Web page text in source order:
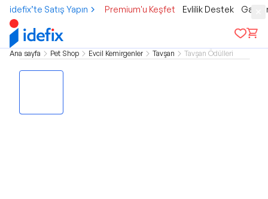
idefix’te Satış Yapın Premium'u Keşfet Evlilik Destek
Ana sayfa Pet Shop Evcil Kemirgenler Tavşan Tavşan Ödülleri